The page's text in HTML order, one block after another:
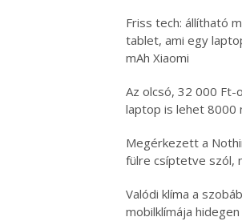
Friss tech: állítható
tablet, ami egy
mAh Xiaomi
Az olcsó, 32 000
laptop is lehet 8000
Megérkezett a
fülre csíptetve szól,
Valódi klíma a
mobilklímája